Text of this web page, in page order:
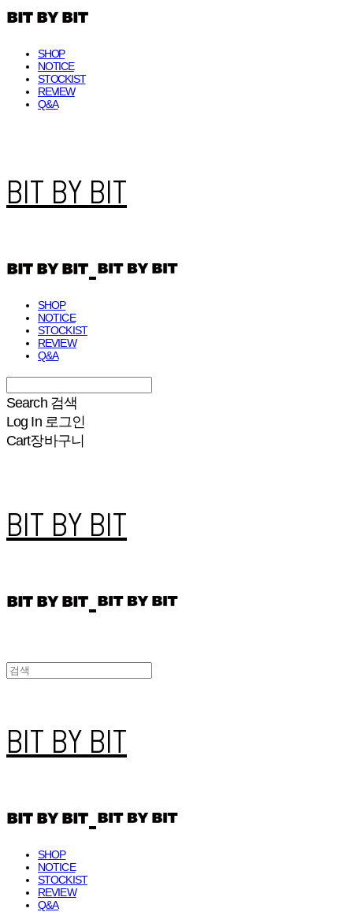
SHOP
NOTICE
STOCKIST
REVIEW
Q&A
BIT BY BIT
SHOP
NOTICE
STOCKIST
REVIEW
Q&A
Search 검색
Log In 로그인
Cart장바구니
BIT BY BIT
BIT BY BIT
SHOP
NOTICE
STOCKIST
REVIEW
Q&A